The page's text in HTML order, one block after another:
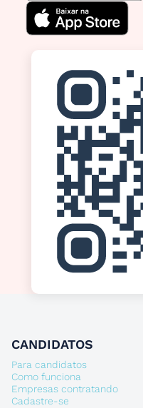
CANDIDATOS
Para candidatos
Como funciona
Empresas contratando
Cadastre-se